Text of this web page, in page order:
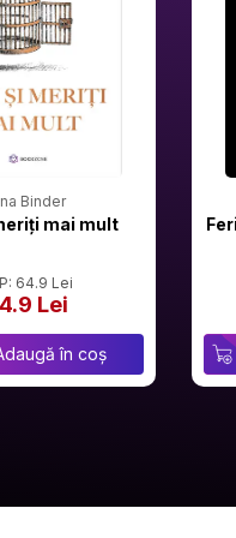
Binder
mai mult
64.9 Lei
Lei
în coș